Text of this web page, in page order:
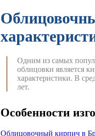
Одним из самых
облицовки является
характеристики. В
лет.
Особенности
Облицовочный кирпич в